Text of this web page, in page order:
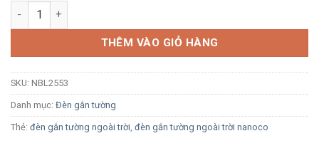
Đèn LED gắn tường ngoài trời Nanoco NBL2553 số lượng
THÊM VÀO GIỎ HÀNG
SKU: NBL2553
Danh mục: Đèn gắn tường
Thẻ: đèn gắn tường ngoài trời đèn gắn tường ngoài trời nanoco